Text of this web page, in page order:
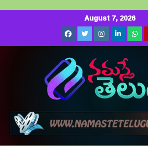
August 7, 2026
Facebook
Twitter